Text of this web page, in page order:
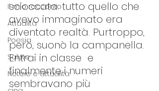
Il mio racconto
Attualità
Poesia
Salute
Notizie e attualità
scioccata: tutto quello che
avevo immaginato era
diventato realtà. Purtroppo,
però, suonò la campanella.
Entrai in classe  e
finalmente i numeri
sembravano più